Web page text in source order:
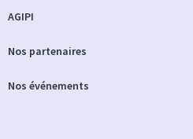
AGIPI
Nos partenaires
Nos événements